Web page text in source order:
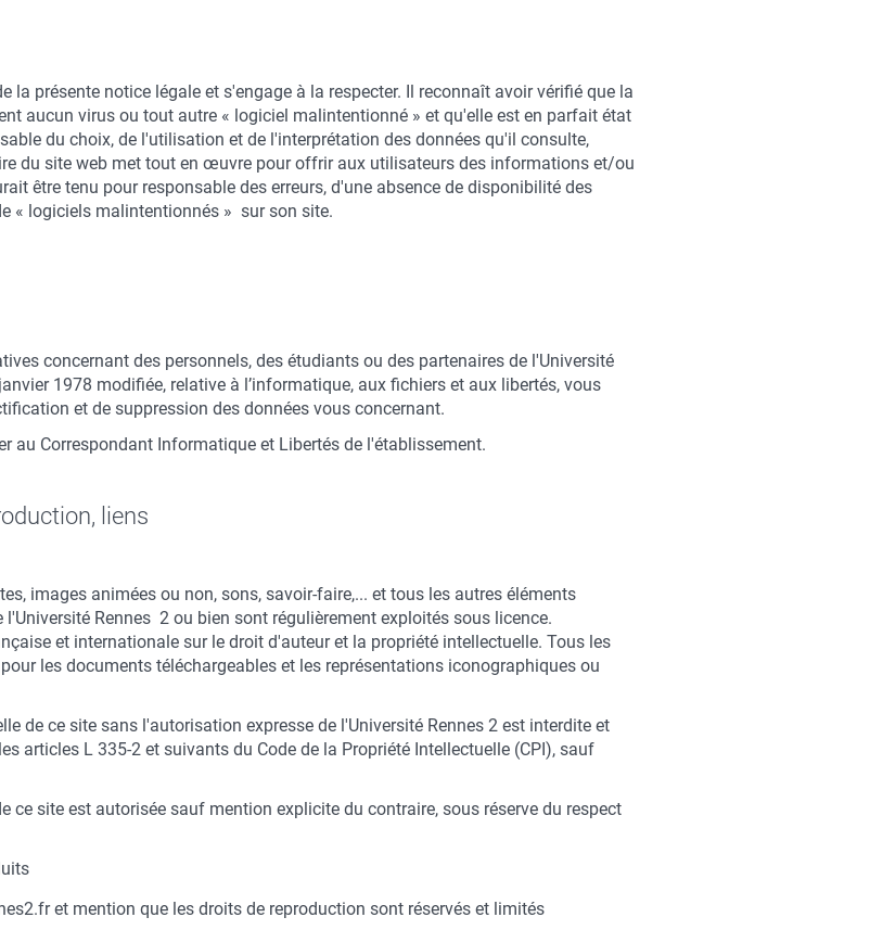
la présente notice légale et s'engage à la respecter. Il reconnaît avoir vérifié que la
aucun virus ou tout autre « logiciel malintentionné » et qu'elle est en parfait état
du choix, de l'utilisation et de l'interprétation des données qu'il consulte,
du site web met tout en œuvre pour offrir aux utilisateurs des informations et/ou
être tenu pour responsable des erreurs, d'une absence de disponibilité des
« logiciels malintentionnés » sur son site.
concernant des personnels, des étudiants ou des partenaires de l'Université
1978 modifiée, relative à l’informatique, aux fichiers et aux libertés, vous
et de suppression des données vous concernant.
au Correspondant Informatique et Libertés de l'établissement.
liens
images animées ou non, sons, savoir-faire,... et tous les autres éléments
Rennes 2 ou bien sont régulièrement exploités sous licence.
et internationale sur le droit d'auteur et la propriété intellectuelle. Tous les
les documents téléchargeables et les représentations iconographiques ou
de ce site sans l'autorisation expresse de l'Université Rennes 2 est interdite et
articles L 335-2 et suivants du Code de la Propriété Intellectuelle (CPI), sauf
ce site est autorisée sauf mention explicite du contraire, sous réserve du respect
et mention que les droits de reproduction sont réservés et limités